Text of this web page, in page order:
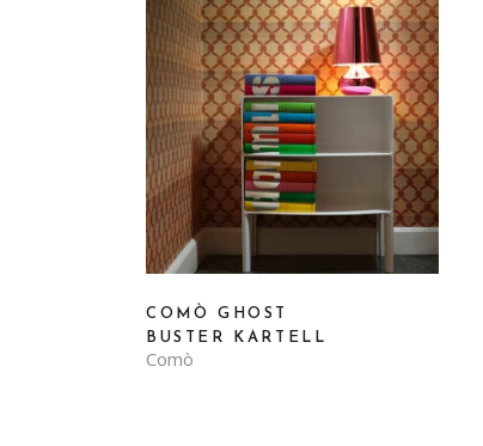
COMÒ GHOST
BUSTER KARTELL
Comò